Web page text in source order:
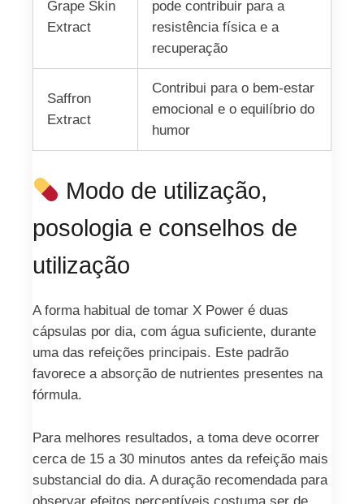
Grape Skin
Extract
pode contribuir para a
resistência física e a
recuperação
Saffron
Extract
Contribui para o bem‑estar
emocional e o equilíbrio do
humor
Modo de utilização,
posologia e conselhos de
utilização
A forma habitual de tomar X Power é duas
cápsulas por dia, com água suficiente, durante
uma das refeições principais. Este padrão
favorece a absorção de nutrientes presentes na
fórmula.
Para melhores resultados, a toma deve ocorrer
cerca de 15 a 30 minutos antes da refeição mais
substancial do dia. A duração recomendada para